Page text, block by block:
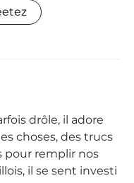
drôle, il adore
choses, des trucs
pour remplir nos
il se sent investi